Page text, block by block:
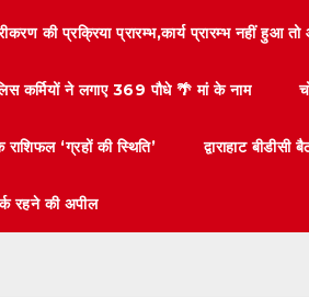
की प्रक्रिया प्रारम्भ,कार्य प्रारम्भ नहीं
कर्मियों ने लगाए 369 पौधे 🌴 मां के नाम
‘ग्रहों की स्थिति’ द्वाराहाट
रहने की अपील